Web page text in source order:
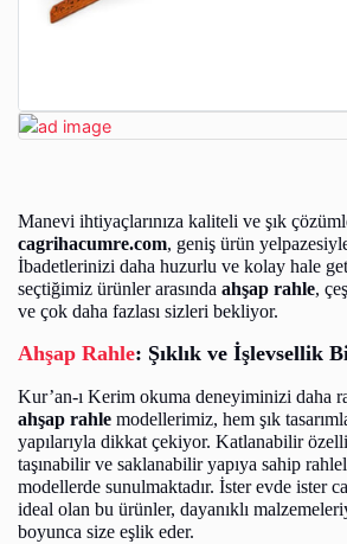
Manevi ihtiyaçlarınıza kaliteli ve şık
cagrihacumre.com, geniş ürün
İbadetlerinizi daha huzurlu ve kolay hale
seçtiğimiz ürünler arasında ahşap rahle,
ve çok daha fazlası sizleri bekliyor.
Ahşap Rahle: Şıklık ve İşlevsellik
Kur’an-ı Kerim okuma deneyiminizi daha
ahşap rahle modellerimiz, hem şık
yapılarıyla dikkat çekiyor. Katlanabilir
taşınabilir ve saklanabilir yapıya sahip
modellerde sunulmaktadır. İster evde ister
ideal olan bu ürünler, dayanıklı
boyunca size eşlik eder.